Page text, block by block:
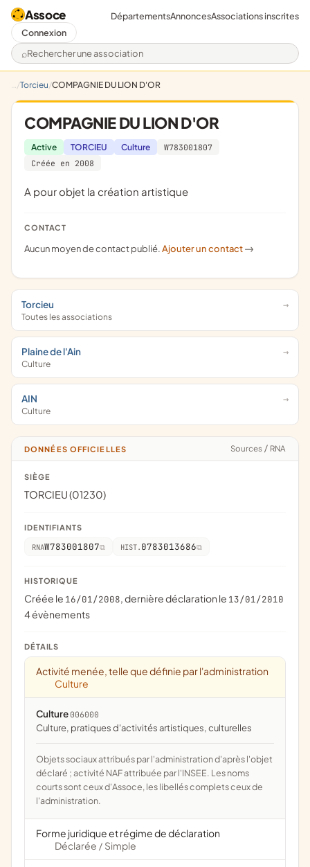
Assoce
Rechercher une association
DépartementsAnnoncesAssociations inscrites
Connexion
Torcieu COMPAGNIE DU LION D'OR
COMPAGNIE DU LION D'OR
Active TORCIEU Culture
W783001807
Créée en 2008
a pour objet la création artistique
CONTACT
Aucun moyen de contact publié.Ajouter un contact ->
Torcieu
Toutes les associations
Plaine de l'Ain
Culture
AIN
Culture
DONNÉES OFFICIELLES Sources / RNA
SIÈGE
TORCIEU (01230)
IDENTIFIANTS
RNAW783001807 HIST. 0783013686
HISTORIQUE
Créée le 16/01/2008, dernière déclaration le 13/01/2010
4 évènements
DÉTAILS
Activité menée, telle que définie par l'administration
Culture
Culture 006000
culture, pratiques d'activités artistiques, culturelles
Objets sociaux attribués par l'administration d'après l'objet
déclaré ; activité NAF attribuée par l'INSEE. Les noms
courts sont ceux d'Assoce, les libellés complets ceux de
l'administration.
Forme juridique et régime de déclaration
Déclarée / Simple